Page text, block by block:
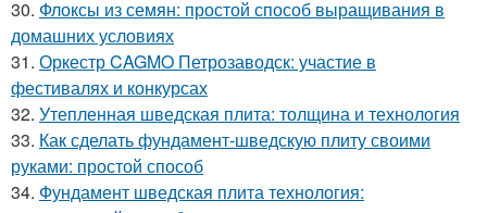
30. Флоксы из семян: простой способ выращивания в
домашних условиях
31. Оркестр CAGMO Петрозаводск: участие в
фестивалях и конкурсах
32. Утепленная шведская плита: толщина и технология
33. Как сделать фундамент-шведскую плиту своими
руками: простой способ
34. Фундамент шведская плита технология: